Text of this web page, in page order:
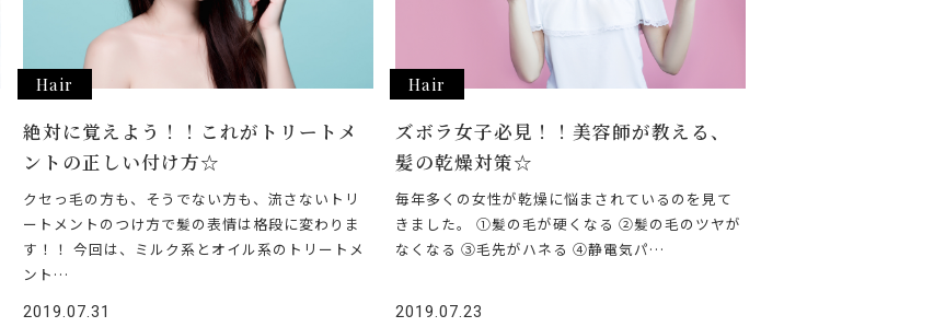
Hair
絶対に覚えよう！！これがトリートメ
ントの正しい付け方☆
クセっ毛の方も、そうでない方も、流さないトリ
ートメントのつけ方で髪の表情は格段に変わりま
す！！ 今回は、ミルク系とオイル系のトリートメ
ント…
2019.07.31
Hair
ズボラ女子必見！！美容師が教える、
髪の乾燥対策☆
毎年多くの女性が乾燥に悩まされているのを見て
きました。 ①髪の毛が硬くなる ②髪の毛のツヤが
なくなる ③毛先がハネる ④静電気パ…
2019.07.23